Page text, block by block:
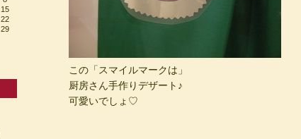
この「スマイルマークは」
厨房さん手作りデザート♪
可愛いでしょ♡
15
22
29